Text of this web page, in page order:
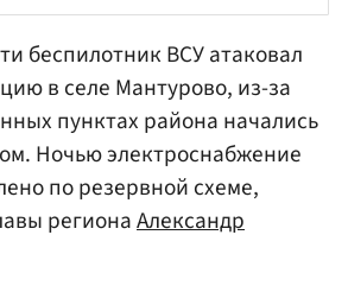
беспилотник ВСУ атаковал
в селе Мантурово, из-за
пунктах района начались
Ночью электроснабжение
по резервной схеме,
регионаАлександр